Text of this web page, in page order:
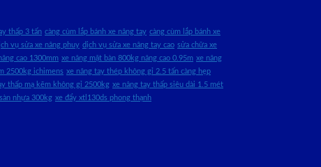
thấp 3 tấn càng cùm lắp bánh xe nâng tay càng cùm lắp bánh xe
vụ sửa xe nâng phuy dịch vụ sửa xe nâng tay cao sửa chữa xe
cao 1300mm xe nâng mặt bàn 800kg nâng cao 0.95m xe nâng
2500kg ichimens xe nâng tay thép không gỉ 2.5 tấn càng hẹp
thấp mạ kẽm không gỉ 2500kg xe nâng tay thấp siêu dài 1.5 mét
nhựa 300kg xe đẩy xtl130ds phong thạnh